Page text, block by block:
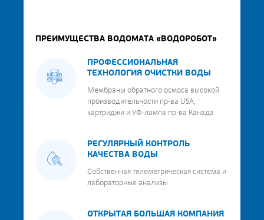
ПРЕИМУЩЕСТВА ВОДОМАТА «ВОДОРОБОТ»
ПРОФЕССИОНАЛЬНАЯ
ТЕХНОЛОГИЯ ОЧИСТКИ ВОДЫ
Мембраны обратного осмоса высокой
производительности пр-ва USA,
картриджи и УФ-лампа пр-ва Канада
РЕГУЛЯРНЫЙ КОНТРОЛЬ
КАЧЕСТВА ВОДЫ
Собственная телеметрическая система и
лабораторные анализы
ОТКРЫТАЯ БОЛЬШАЯ КОМПАНИЯ